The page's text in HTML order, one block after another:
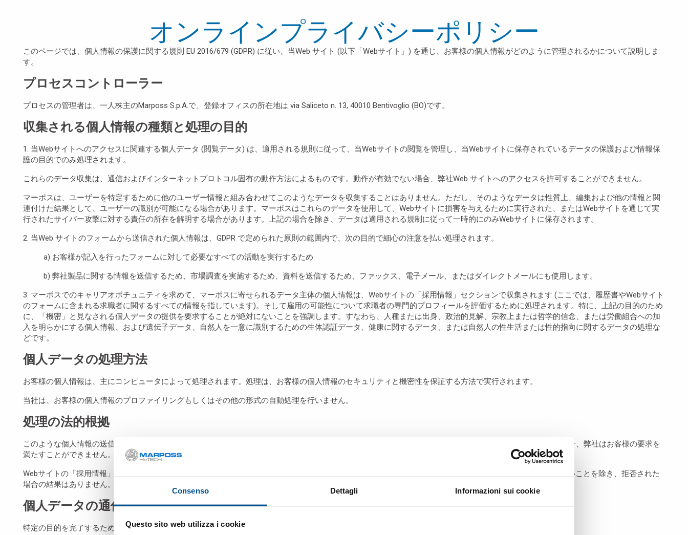
Consenso Dettagli Informazioni sui cookie
Questo sito web utilizza i cookie
オンラインプライバシーポリシー
このページでは、個人情報の保護に関する規則 EU 2016/679 (GDPR) に従い、当Web サイト (以下「Webサイト」) を通じ、お客様の個人情報がどのように管理されるかについて説明しま
す。
プロセスコントローラー
プロセスの管理者は、一人株主のMarposs S.p.A.で、登録オフィスの所在地は via Saliceto n. 13, 40010 Bentivoglio (BO)です。
収集される個人情報の種類と処理の目的
1. 当Webサイトへのアクセスに関連する個人データ (閲覧データ) は、適用される規則に従って、当Webサイトの閲覧を管理し、当Webサイトに保存されているデータの保護および情報保
護の目的でのみ処理されます。
これらのデータ収集は、通信およびインターネットプロトコル固有の動作方法によるものです。動作が有効でない場合、弊社Web サイトへのアクセスを許可することができません。
マーポスは、ユーザーを特定するために他のユーザー情報と組み合わせてこのようなデータを収集することはありません。ただし、そのようなデータは性質上、編集および他の情報と関
連付けた結果として、ユーザーの識別が可能になる場合があります。マーポスはこれらのデータを使用して、Webサイトに損害を与えるために実行された、またはWebサイトを通じて実
行されたサイバー攻撃に対する責任の所在を解明する場合があります。上記の場合を除き、データは適用される規制に従って一時的にのみWebサイトに保存されます。
2. 当Web サイトのフォームから送信された個人情報は、GDPR で定められた原則の範囲内で、次の目的で細心の注意を払い処理されます。
a) お客様が記入を行ったフォームに対して必要なすべての活動を実行するため
b) 弊社製品に関する情報を送信するため、市場調査を実施するため、資料を送信するため、ファックス、電子メール、またはダイレクトメールにも使用します。
3. マーポスでのキャリアオポチュニティを求めて、マーポスに寄せられるデータ主体の個人情報は、Webサイトの「採用情報」セクションで収集されます (ここでは、履歴書やWebサイト
のフォームに含まれる求職者に関するすべての情報を指しています)。そして雇用の可能性について求職者の専門的プロフィールを評価するために処理されます。特に、上記の目的のため
に、「機密」と見なされる個人データの提供を要求することが絶対にないことを強調します。すなわち、人種または出身、政治的見解、宗教上または哲学的信念、または労働組合への加
入を明らかにする個人情報、および遺伝子データ、自然人を一意に識別するための生体認証データ、健康に関するデータ、または自然人の性生活または性的指向に関するデータの処理な
どです。
個人データの処理方法
お客様の個人情報は、主にコンピュータによって処理されます。処理は、お客様の個人情報のセキュリティと機密性を保証する方法で実行されます。
当社は、お客様の個人情報のプロファイリングもしくはその他の形式の自動処理を行いません。
処理の法的根拠
このような個人情報の送信とフォームへの記入は、お客様の任意となります。お客様が、質問に回答するために必要なお客様の個人情報を弊社に提供しない場合、弊社はお客様の要求を
満たすことができません。
Webサイトの「採用情報」セクションを通じて授受された個人情報に関しては、自発的に提供されたものであり、履歴書の評価および雇用関係の確立ができないことを除き、拒否された
場合の結果はありません。
個人データの通信と転送
特定の目的を完了するために、お客様の個人情報は次の宛先に共有されることがあります。